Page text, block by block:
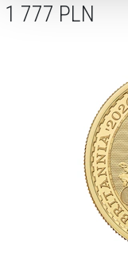
1 777 PLN